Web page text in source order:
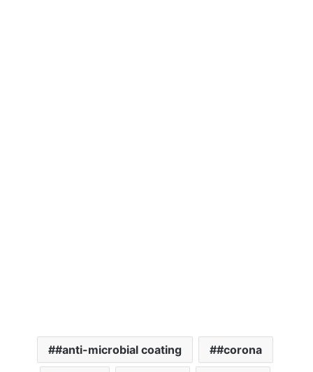
#anti-microbial coating #corona